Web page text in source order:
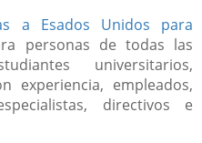
a Esados Unidos para
personas de todas las
universitarios,
experiencia, empleados,
directivos e